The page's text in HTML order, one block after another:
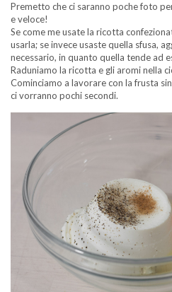
Premetto che ci saranno poche foto
e veloce!
Se come me usate la ricotta
usarla; se invece usaste quella sfusa,
necessario, in quanto quella tende ad
Raduniamo la ricotta e gli aromi nella
Cominciamo a lavorare con la frusta
ci vorranno pochi secondi.